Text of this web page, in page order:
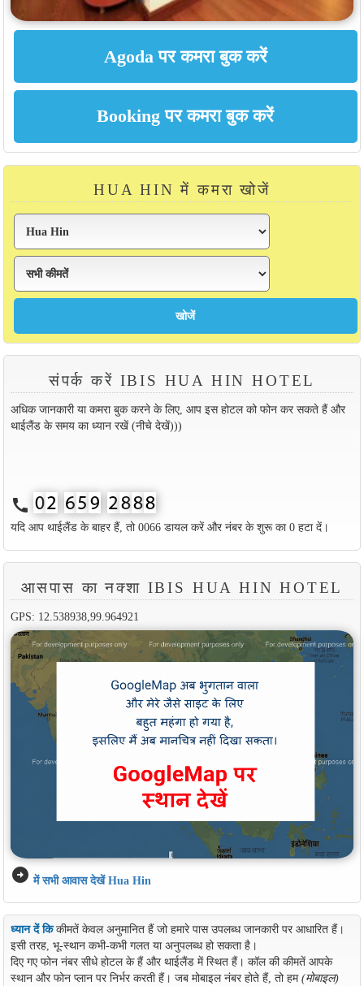
HUA HIN में कमरा खोजें
संपर्क करें IBIS HUA HIN HOTEL
अधिक जानकारी या कमरा बुक करने के लिए, आप इस होटल को फोन कर सकते हैं और
थाईलैंड के समय का ध्यान रखें (नीचे देखें)))
call
यदि आप थाईलैंड के बाहर हैं, तो 0066 डायल करें और नंबर के शुरू का 0 हटा दें।
आसपास का नक्शा IBIS HUA HIN HOTEL
GPS: 12.538938,99.964921
arrow_circle_right में सभी आवास देखें Hua Hin
ध्यान दें किकीमतें केवल अनुमानित हैं जो हमारे पास उपलब्ध जानकारी पर आधारित हैं।
इसी तरह, भू-स्थान कभी-कभी गलत या अनुपलब्ध हो सकता है।
दिए गए फोन नंबर सीधे होटल के हैं और थाईलैंड में स्थित हैं। कॉल की कीमतें आपके
स्थान और फोन प्लान पर निर्भर करती हैं। जब मोबाइल नंबर होते हैं, तो हम(मोबाइल)